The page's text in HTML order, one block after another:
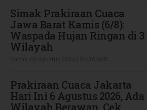
Simak Prakiraan Cuaca
Jawa Barat Kamis (6/8):
Waspada Hujan Ringan di 3
Wilayah
Prakiraan Cuaca Jakarta
Hari Ini 6 Agustus 2026, Ada
Wilayah Berawan, Cek